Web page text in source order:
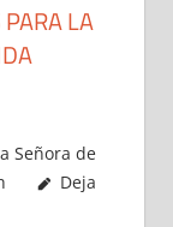
LA
Señora de
Deja